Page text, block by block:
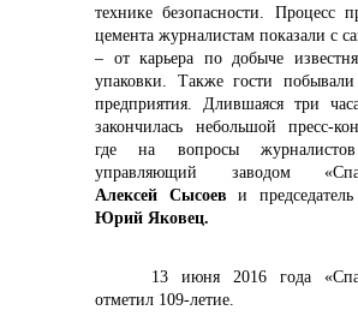
+7 (423) 234 50 50
info@vostokcement.ru
технике безопасности. Процесс
цемента журналистам показали с
– от карьера по добыче
упаковки. Также гости
предприятия. Длившаяся три
закончилась небольшой пресс-
где на вопросы журналистов
управляющий заводом
Алексей Сысоев и
Юрий Яковец.
13 июня 2016 года
отметил 109-летие.